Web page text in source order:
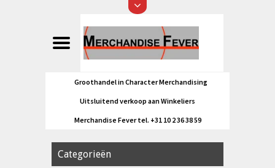
Groothandel in Character Merchandising
Uitsluitend verkoop aan Winkeliers
Merchandise Fever tel. +31 10 2 36 38 59
Categorieën